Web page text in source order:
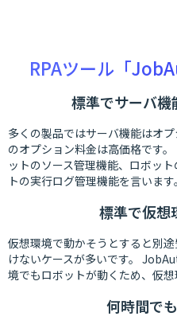
RPAツール「
標準でサーバ機
多くの製品ではサーバ機能はオ
のオプション料金は高価格です
ットのソース管理機能、ロボッ
トの実行ログ管理機能を言います。
標準で仮想
仮想環境で動かそうとすると別
けないケースが多いです。
境でもロボットが動くため、仮想
何時間で